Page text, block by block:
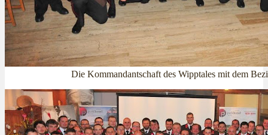
Die Kommandantschaft des Wipptales mit dem